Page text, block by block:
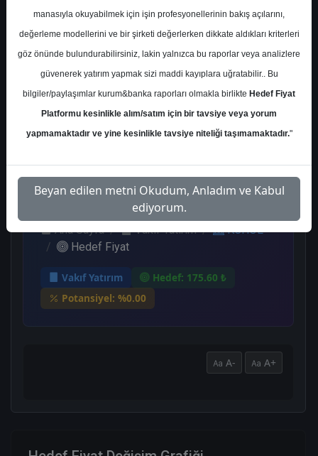
Kurum Sayısı
13
9
Get.
3 1
Ana Sayfa Vakıf Yatırım
KCHOL
Hedef Fiyat
Vakıf Yatırım
Hedef: 175.60 ₺
Potansiyel: %0.00
A- A+
manasıyla okuyabilmek için işin profesyonellerinin bakış açılarını,
değerleme modellerini ve bir şirketi değerlerken dikkate aldıkları kriterleri
göz önünde bulundurabilirsiniz, lakin yalnızca bu raporlar veya analizlere
güvenerek yatırım yapmak sizi maddi kayıplara uğratabilir.. Bu
bilgiler/paylaşımlar kurum&banka raporları olmakla birlikte Hedef Fiyat
Platformu kesinlikle alım/satım için bir tavsiye veya yorum
yapmamaktadır ve yine kesinlikle tavsiye niteliği taşımamaktadır."
Beyan edilen metni Okudum, Anladım ve Kabul
ediyorum.